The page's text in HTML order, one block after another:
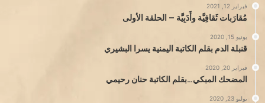
فبراير 12, 2021
مُقارَبات ثَقافِيَّة وأَدَبِيَّة – الحلقة الأولى
يونيو 15, 2020
قنبلة الدم بقلم الكاتبة اليمنية يسرا البشيري
فبراير 20, 2020
المضحك المبكي…بقلم الكاتبة حنان رحيمي
يوليو 23, 2020